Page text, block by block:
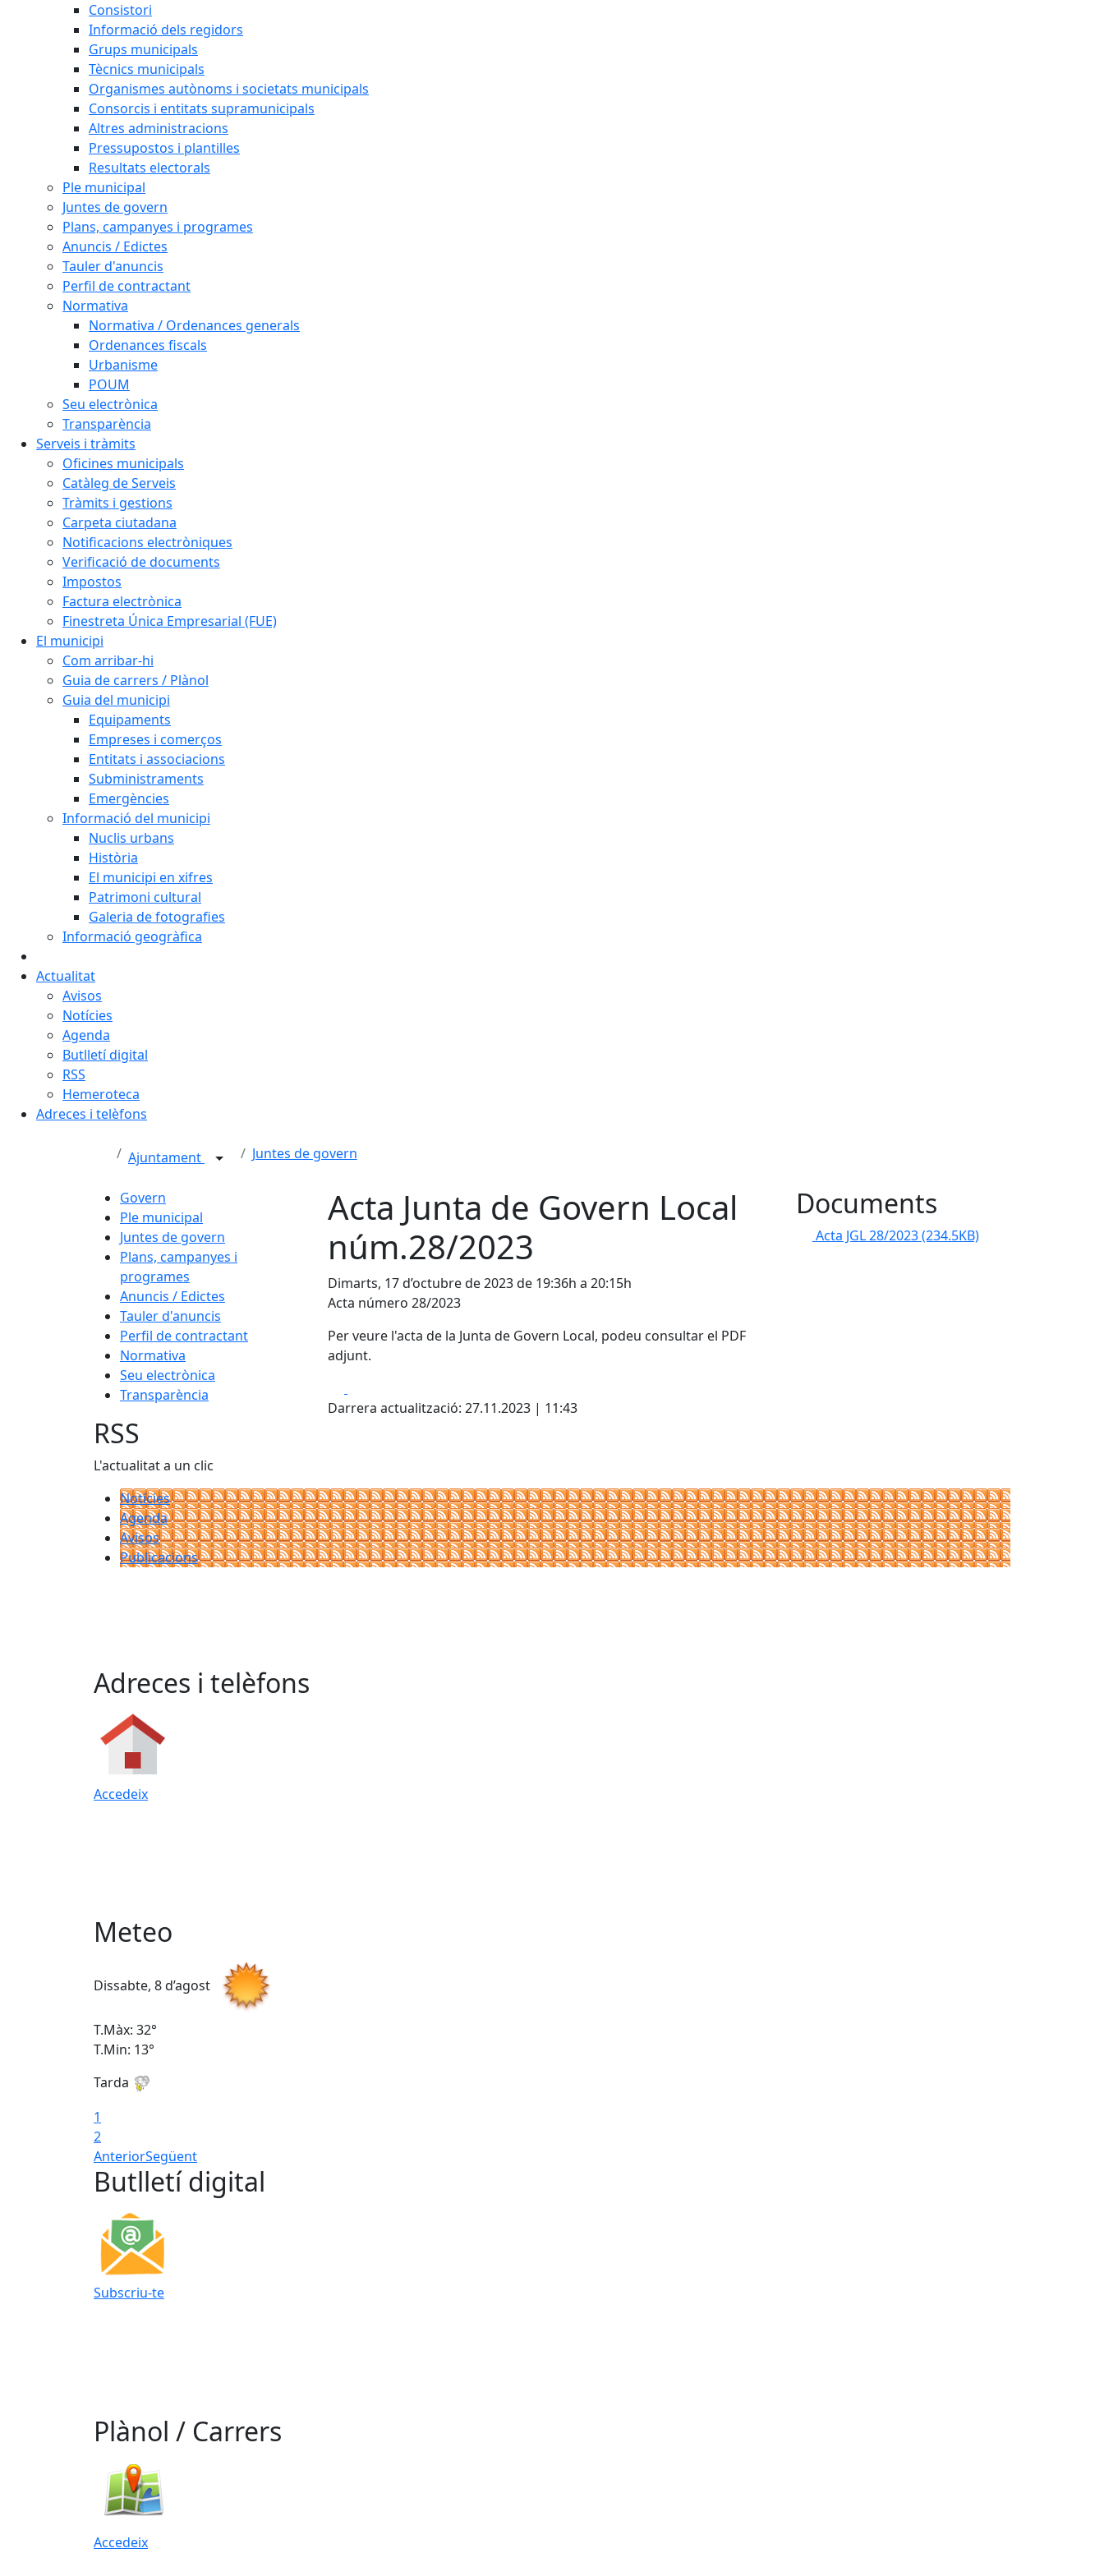
Consistori
Informació dels regidors
Grups municipals
Tècnics municipals
Organismes autònoms i societats municipals
Consorcis i entitats supramunicipals
Altres administracions
Pressupostos i plantilles
Resultats electorals
Ple municipal
Juntes de govern
Plans, campanyes i programes
Anuncis / Edictes
Tauler d'anuncis
Perfil de contractant
Normativa
Normativa / Ordenances generals
Ordenances fiscals
Urbanisme
POUM
Seu electrònica
Transparència
Serveis i tràmits
Oficines municipals
Catàleg de Serveis
Tràmits i gestions
Carpeta ciutadana
Notificacions electròniques
Verificació de documents
Impostos
Factura electrònica
Finestreta Única Empresarial (FUE)
El municipi
Com arribar-hi
Guia de carrers / Plànol
Guia del municipi
Equipaments
Empreses i comerços
Entitats i associacions
Subministraments
Emergències
Informació del municipi
Nuclis urbans
Història
El municipi en xifres
Patrimoni cultural
Galeria de fotografies
Informació geogràfica
Actualitat
Avisos
Notícies
Agenda
Butlletí digital
RSS
Hemeroteca
Adreces i telèfons
Ajuntament Juntes de govern
Govern
Ple municipal
Juntes de govern
Plans, campanyes i
programes
Anuncis / Edictes
Tauler d'anuncis
Perfil de contractant
Normativa
Seu electrònica
Transparència
Acta Junta de Govern Local
núm.28/2023
Dimarts, 17 d’octubre de 2023 de 19:36h a 20:15h
Acta número 28/2023
Per veure l'acta de la Junta de Govern Local, podeu consultar el PDF
adjunt.
Darrera actualització: 27.11.2023 | 11:43
Documents
Acta JGL 28/2023(234.5KB)
RSS
L'actualitat a un clic
Notícies
Agenda
Avisos
Publicacions
Adreces i telèfons
Accedeix
Meteo
Dissabte, 8 d’agost
T.Màx: 32°
T.Min: 13°
Tarda
1
2
AnteriorSegüent
Butlletí digital
Subscriu-te
Plànol / Carrers
Accedeix